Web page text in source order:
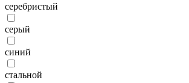
серебристый
серый
синий
стальной